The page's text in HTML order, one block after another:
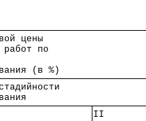
цены
работ по
(в %)